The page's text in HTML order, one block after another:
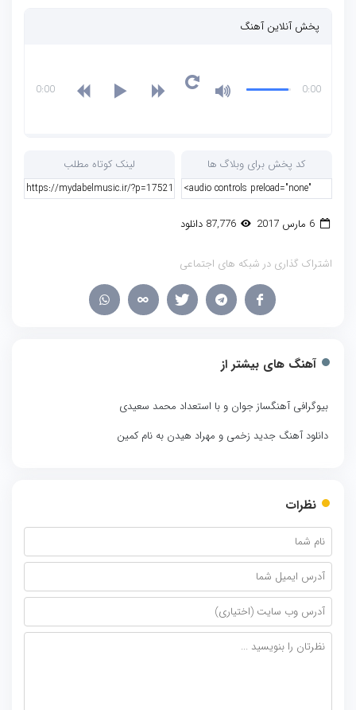
پخش آنلاین آهنگ
0:00
0:00
کد پخش برای وبلاگ ها لینک کوتاه مطلب
6 مارس 2017 87,776 دانلود
اشتراک گذاری در شبکه های اجتماعی
آهنگ های بیشتر از
بیوگرافی آهنگساز جوان و با استعداد محمد سعیدی
دانلود آهنگ جدید زخمی و مهراد هیدن به نام کمین
نظرات